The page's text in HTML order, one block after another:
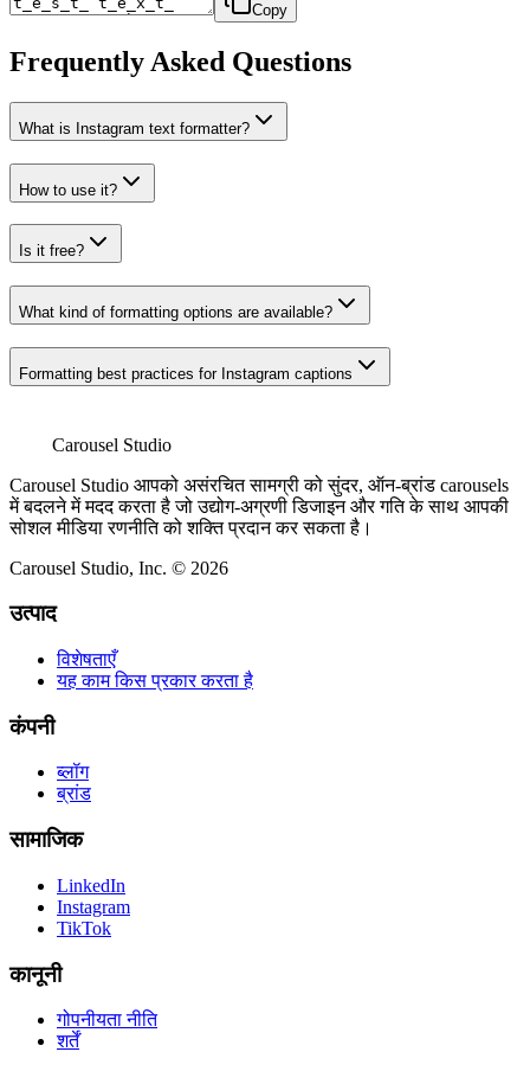
Copy
Frequently Asked Questions
What is Instagram text formatter?
How to use it?
Is it free?
What kind of formatting options are available?
Formatting best practices for Instagram captions
Carousel Studio
Carousel Studio आपको असंरचित सामग्री को सुंदर, ऑन-ब्रांड carousels
में बदलने में मदद करता है जो उद्योग-अग्रणी डिजाइन और गति के साथ आपकी
सोशल मीडिया रणनीति को शक्ति प्रदान कर सकता है।
Carousel Studio, Inc. © 2026
उत्पाद
विशेषताएँ
यह काम किस प्रकार करता है
कंपनी
ब्लॉग
ब्रांड
सामाजिक
LinkedIn
Instagram
TikTok
कानूनी
गोपनीयता नीति
शर्तें